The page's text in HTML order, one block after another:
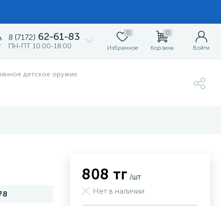
8 (7172) 62-61-83
ПН-ПТ 10:00-18:00
0
Избранное
0
Корзина Войти
детское оружие
808 тг /шт
Нет в наличии